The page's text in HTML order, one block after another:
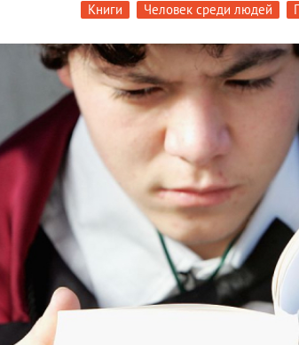
Книги Человек среди людей